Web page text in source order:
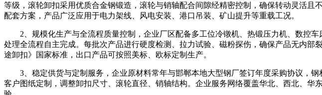
等级，滚轮卸扣采用优质合金钢锻造，滚轮与销轴配合间隙经精密控制，确保转动灵活
配套方案，产品广泛应用于电力架线、风电安装、港口吊装、矿山提升等重载工况。
2、规模化生产与全流程质量控制，企业厂区配备多工位冷镦机、热锻压力机、数控车
处理全流程自主完成。每批次产品进行硬度检测、拉力试验、磁粉探伤，确保产品无内部
途卸扣》国家标准，出口产品可按照美标、欧标定制生产。
3、稳定供货与定制服务，企业原材料常年与邯郸本地大型钢厂签订年度采购协议，钢
客户图纸定制，调整卸扣尺寸、滚轮直径、销轴结构。企业服务网络覆盖华北、西北、